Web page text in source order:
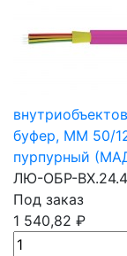
буфер, MM 50/
пурпурный
ЛЮ-ОБР-
Под заказ
1 540,82 ₽